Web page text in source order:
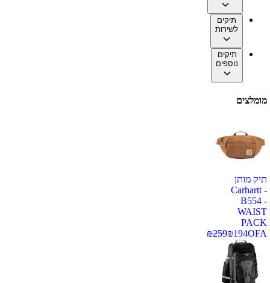
תיקים
לשירות
תיקים
נוספים
מומלצים
תיק מותן
Carhartt -
B554 -
WAIST
PACK
OFA
₪194
₪259